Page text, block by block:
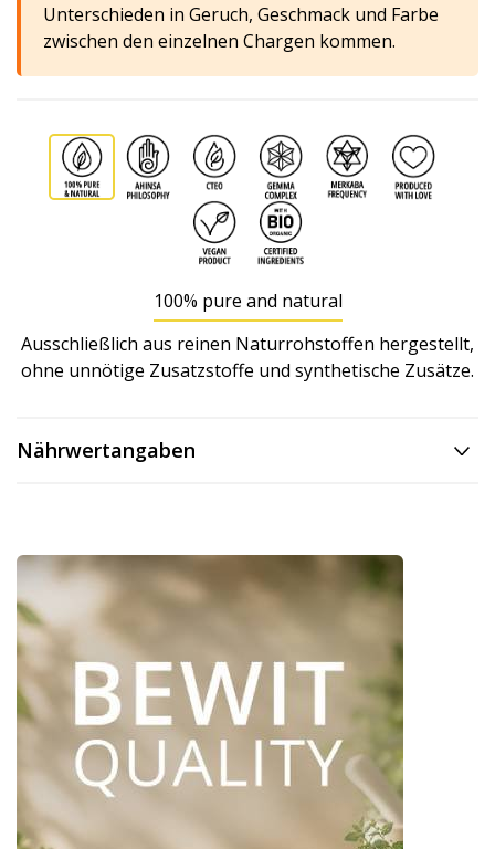
Unterschieden in Geruch, Geschmack und Farbe
zwischen den einzelnen Chargen kommen.
100% pure and natural
Ausschließlich aus reinen Naturrohstoffen hergestellt,
ohne unnötige Zusatzstoffe und synthetische Zusätze.
Nährwertangaben